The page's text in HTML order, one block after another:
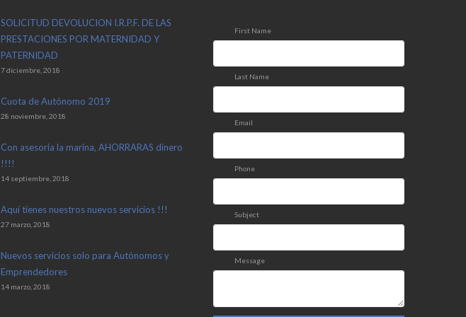
SOLICITUD DEVOLUCION I.R.P.F. DE LAS
PRESTACIONES POR MATERNIDAD Y
PATERNIDAD
7 diciembre, 2018
Cuota de Autónomo 2019
28 noviembre, 2018
Con asesoria la marina, AHORRARAS dinero
!!!!
14 septiembre, 2018
Aquí tienes nuestros nuevos servicios !!!
27 marzo, 2018
Nuevos servicios solo para Autónomos y
Emprendedores
14 marzo, 2018
First Name
Last Name
Email
Phone
Subject
Message